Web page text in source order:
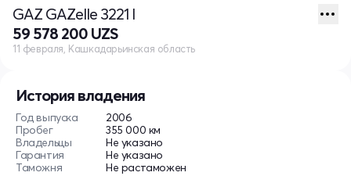
История владения
Год выпуска
2006
Пробег
355 000 км
Владельцы
Не указано
Гарантия
Не указано
Таможня
Не растаможен
GAZ GAZelle 3221 I
59 578 200 UZS
11 февраля, Кашкадарьинская область